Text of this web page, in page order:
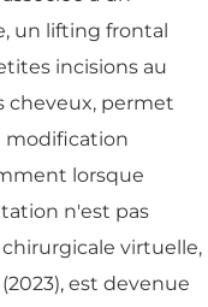
un lifting frontal
incisions au
cheveux, permet
modification
lorsque
n'est pas
virtuelle,
est devenue